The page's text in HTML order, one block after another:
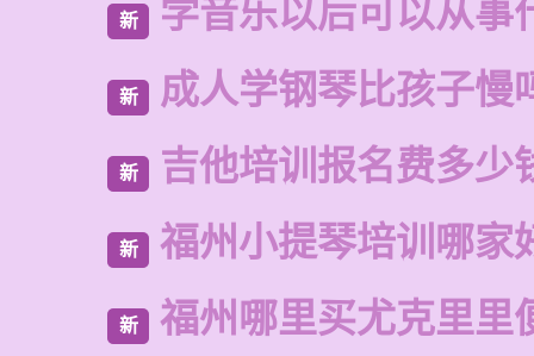
新 学音乐以后可以从事
新 成人学钢琴比孩子慢
新 吉他培训报名费多少
新 福州小提琴培训哪家
新 福州哪里买尤克里里